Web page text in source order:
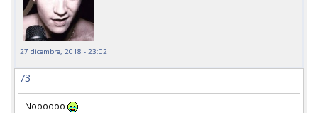
27 dicembre, 2018 - 23:02
73
Noooooo